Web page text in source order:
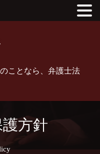
ことなら、弁護士法
方針